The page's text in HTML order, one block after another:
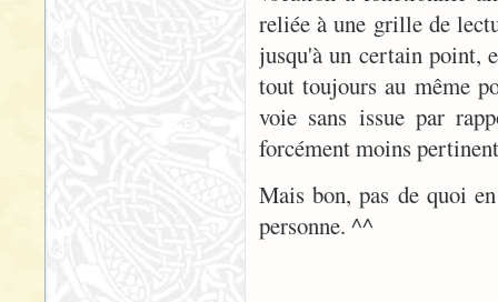
reliée à une grille de
jusqu'à un certain point,
tout toujours au même
voie sans issue par
forcément moins
Mais bon, pas de quoi
personne. ^^